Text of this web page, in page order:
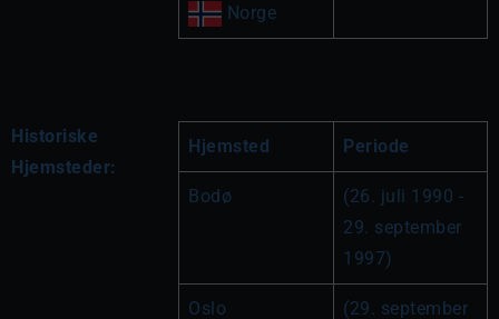
Norge
Historiske
Hjemsteder:
Hjemsted Periode
Bodø
(26. juli 1990 -
29. september
1997)
Oslo (29. september